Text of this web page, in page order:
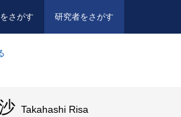
さがす 研究者をさがす
Takahashi Risa